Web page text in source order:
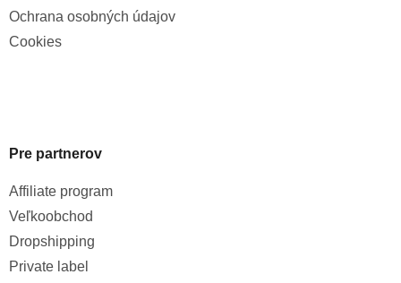
Ochrana osobných údajov
Cookies
Pre partnerov
Affiliate program
Veľkoobchod
Dropshipping
Private label